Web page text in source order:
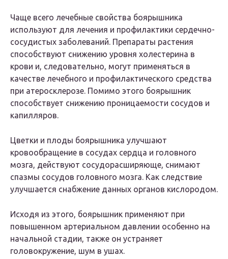
Чаще всего лечебные свойства боярышника
используют для лечения и профилактики сердечно-
сосудистых заболеваний. Препараты растения
способствуют снижению уровня холестерина в
крови и, следовательно, могут применяться в
качестве лечебного и профилактического средства
при атеросклерозе. Помимо этого боярышник
способствует снижению проницаемости сосудов и
капилляров.
Цветки и плоды боярышника улучшают
кровообращение в сосудах сердца и головного
мозга, действуют сосудорасширяюще, снимают
спазмы сосудов головного мозга. Как следствие
улучшается снабжение данных органов кислородом.
Исходя из этого, боярышник применяют при
повышенном артериальном давлении особенно на
начальной стадии, также он устраняет
головокружение, шум в ушах.